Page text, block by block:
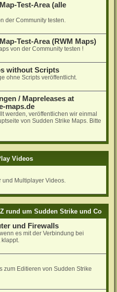
Test-Area (alle
der Community testen.
Test-Area (RWM Maps)
von der Community testen !
without Scripts
ohne Scripts veröffentlicht.
/ Mapreleases at
maps.de
werden, veröffentlichen wir einmal
von Sudden Strike Maps. Bitte
Videos
und Multiplayer Videos.
rund um Sudden Strike und Co
und Firewalls
es mit der Verbindung bei
klappt.
zum Editieren von Sudden Strike